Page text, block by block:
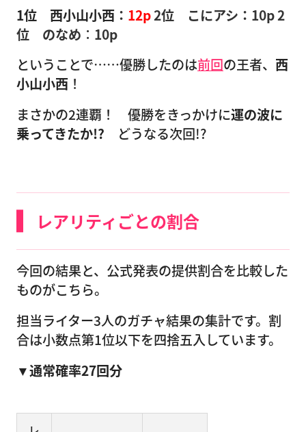
1位 西小山小西 ： 12p2位 こにアシ： 10p 2
位 のなめ ： 10p
ということで……優勝したのは前回の王者、 西
小山小西 ！
まさかの2連覇！ 優勝をきっかけに運の波に
乗ってきたか!? どうなる次回!?
レアリティごとの割合
今回の結果と、公式発表の提供割合を比較した
ものがこちら。
担当ライター3人のガチャ結果の集計です。割
合は小数点第1位以下を四捨五入しています。
▼通常確率27回分